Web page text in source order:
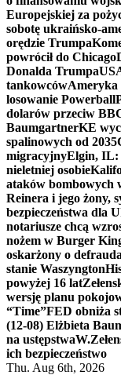
Europejskiej za
sobotę ukraińsko-
orędzie Trumpa
powrócił do Chicago
Donalda Trumpa
tankowcówAmeryka
losowanie Powerball
dolarów przeciw
BaumgartnerKE
spalinowych od 2035
migracyjnyElgin, IL:
nieletniej osobie
ataków bombowych
Reinera i jego żony,
bezpieczeństwa dla
notariusze chcą
nożem w Burger
oskarżony o
stanie Waszyngton
powyżej 16 lat
wersję planu
“Time”FED obniża
(12-08) Elżbieta
na ustępstwa
ich bezpieczeństwo
Thu. Aug 6th, 2026